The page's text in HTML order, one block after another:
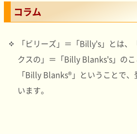
コラム
「ビリーズ」＝「Billy's」とは、
クスの」＝「Billy Blanks's」のこ
「Billy Blanks®」ということで
います。